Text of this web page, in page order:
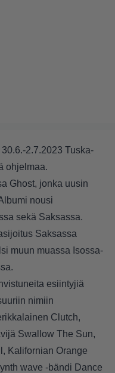
2.7.2023 Tuska-
ohjelmaa.
Ghost, jonka uusin
nousi
sekä Saksassa.
Saksassa
muun muassa Isossa-
esiintyjiä
nimiin
Clutch,
Swallow The Sun,
Kalifornian Orange
wave -bändi Dance